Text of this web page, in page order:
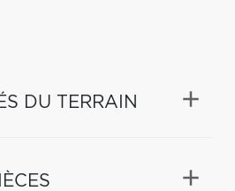
DU TERRAIN